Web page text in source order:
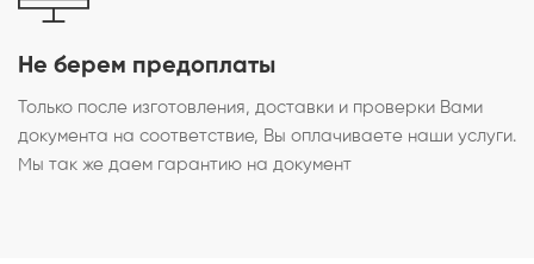
Не берем предоплаты
Только после изготовления, доставки и проверки Вами
документа на соответствие, Вы оплачиваете наши услуги.
Мы так же даем гарантию на документ